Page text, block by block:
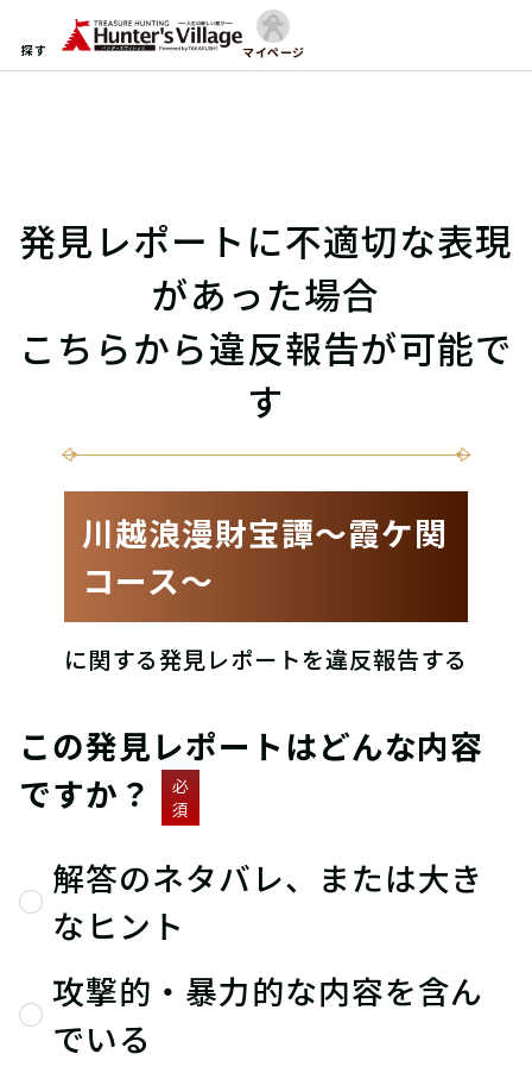
探す マイページ
発見レポートに不適切な表現
があった場合
こちらから違反報告が可能で
す
川越浪漫財宝譚〜霞ケ関
コース〜
に関する発見レポートを違反報告する
この発見レポートはどんな内容
ですか？
必
須
解答のネタバレ、または大き
なヒント
攻撃的・暴力的な内容を含ん
でいる